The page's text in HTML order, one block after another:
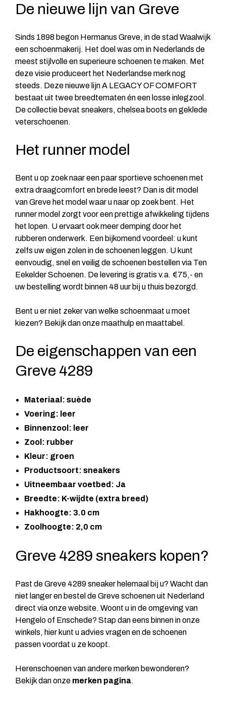
De nieuwe lijn van Greve
Sinds 1898 begon Hermanus Greve, in de stad Waalwijk
een schoenmakerij. Het doel was om in Nederlands de
meest stijlvolle en superieure schoenen te maken. Met
deze visie produceert het Nederlandse merk nog
steeds. Deze nieuwe lijn A LEGACY OF COMFORT
bestaat uit twee breedtematen én een losse inlegzool.
De collectie bevat sneakers, chelsea boots en geklede
veterschoenen.
Het runner model
Bent u op zoek naar een paar sportieve schoenen met
extra draagcomfort en brede leest? Dan is dit model
van Greve het model waar u naar op zoek bent. Het
runner model zorgt voor een prettige afwikkeling tijdens
het lopen. U ervaart ook meer demping door het
rubberen onderwerk. Een bijkomend voordeel: u kunt
zelfs uw eigen zolen in de schoenen leggen. U kunt
eenvoudig, snel en veilig de schoenen bestellen via Ten
Eekelder Schoenen. De levering is gratis v.a. €75,- en
uw bestelling wordt binnen 48 uur bij u thuis bezorgd.
Bent u er niet zeker van welke schoenmaat u moet
kiezen? Bekijk dan onze maathulp en maattabel.
De eigenschappen van een
Greve 4289
Materiaal: suède
Voering: leer
Binnenzool: leer
Zool: rubber
Kleur: groen
Productsoort: sneakers
Uitneembaar voetbed: Ja
Breedte: K-wijdte (extra breed)
Hakhoogte: 3.0 cm
Zoolhoogte: 2,0 cm
Greve 4289 sneakers kopen?
Past de Greve 4289 sneaker helemaal bij u? Wacht dan
niet langer en bestel de Greve schoenen uit Nederland
direct via onze website. Woont u in de omgeving van
Hengelo of Enschede? Stap dan eens binnen in onze
winkels, hier kunt u advies vragen en de schoenen
passen voordat u ze koopt.
Herenschoenen van andere merken bewonderen?
Bekijk dan onze merken pagina.